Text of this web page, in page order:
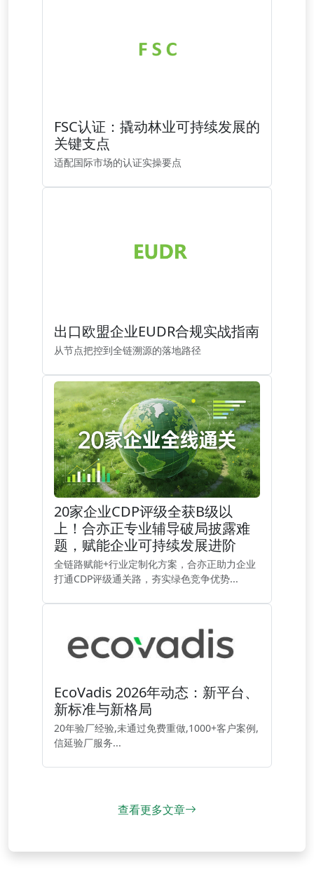
FSC认证：撬动林业可持续发展的
关键支点
适配国际市场的认证实操要点
出口欧盟企业EUDR合规实战指南
从节点把控到全链溯源的落地路径
20家企业CDP评级全获B级以
上！合亦正专业辅导破局披露难
题，赋能企业可持续发展进阶
全链路赋能+行业定制化方案，合亦正助力企业
打通CDP评级通关路，夯实绿色竞争优势...
EcoVadis 2026年动态：新平台、
新标准与新格局
20年验厂经验,未通过免费重做,1000+客户案例,
信延验厂服务...
查看更多文章